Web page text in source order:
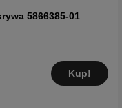
5866385-01
Kup!